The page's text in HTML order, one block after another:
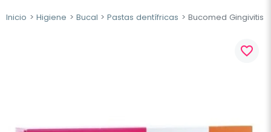
Inicio Higiene Bucal Pastas dentífricas Bucomed Gingivitis
favorite_border